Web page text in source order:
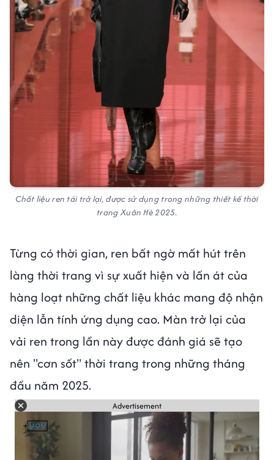
Chất liệu ren tái trở lại, được sử dụng trong những thiết kế thời
trang Xuân Hè 2025.
Từng có thời gian, ren bất ngờ mất hút trên
làng thời trang vì sự xuất hiện và lấn át của
hàng loạt những chất liệu khác mang độ nhận
diện lẫn tính ứng dụng cao. Màn trở lại của
vải ren trong lần này được đánh giá sẽ tạo
nên "cơn sốt" thời trang trong những tháng
đầu năm 2025.
Advertisement